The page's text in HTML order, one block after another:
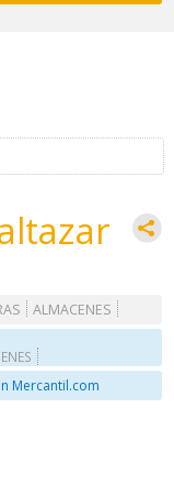
ALMACENES
Mercantil.com